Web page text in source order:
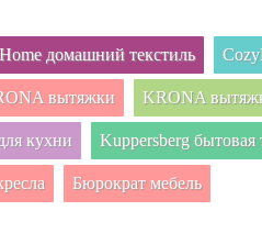
домашний текстиль
вытяжки KRONA
кухни Kuppersberg бытовая
Бюрократ мебель